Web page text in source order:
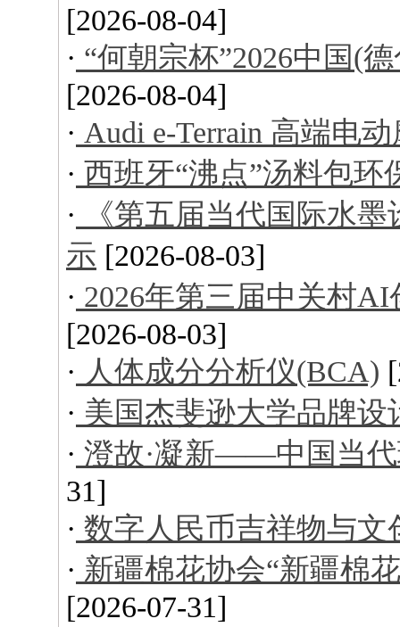
[2026-08-04]
· “何朝宗杯”2026中国(
[2026-08-04]
· Audi e-Terrain 高端电
· 西班牙“沸点”汤料包环
· 《第五届当代国际水
示 [2026-08-03]
· 2026年第三届中关村
[2026-08-03]
· 人体成分分析仪(BCA)
· 美国杰斐逊大学品牌设
· 澄故·凝新——中国当
31]
· 数字人民币吉祥物与文
· 新疆棉花协会“新疆棉
[2026-07-31]